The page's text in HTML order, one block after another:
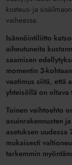
kosteus- ja
vaiheessa.
Isännöintiliitto
aiheutuneita
saamisen
momentin 3-
vaatimus siitä, että
yhteisöllä on
Toinen vaihtoehto
asuinrakennusten
asetuksen
mukaisesti
tarkemmin